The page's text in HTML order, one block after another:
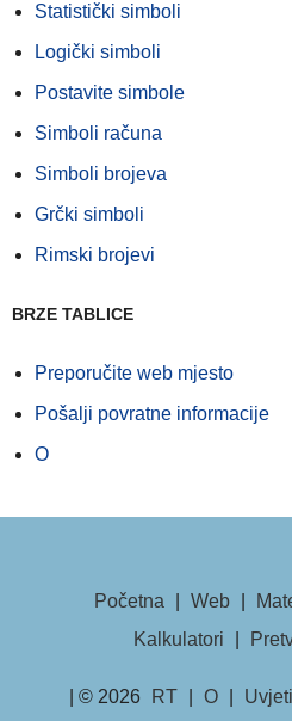
Statistički simboli
Logički simboli
Postavite simbole
Simboli računa
Simboli brojeva
Grčki simboli
Rimski brojevi
BRZE TABLICE
Preporučite web mjesto
Pošalji povratne informacije
O
Početna Web
Kalkulatori
| © 2026 RT O